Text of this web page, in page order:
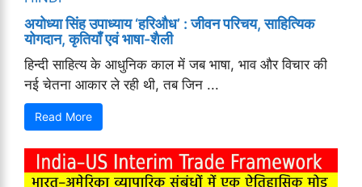
अयोध्या सिंह उपाध्याय ‘हरिऔध’ : जीवन परिचय, साहित्यिक
योगदान, कृतियाँ एवं भाषा-शैली
हिन्दी साहित्य के आधुनिक काल में जब भाषा, भाव और विचार की
नई चेतना आकार ले रही थी, तब जिन ...
Read More